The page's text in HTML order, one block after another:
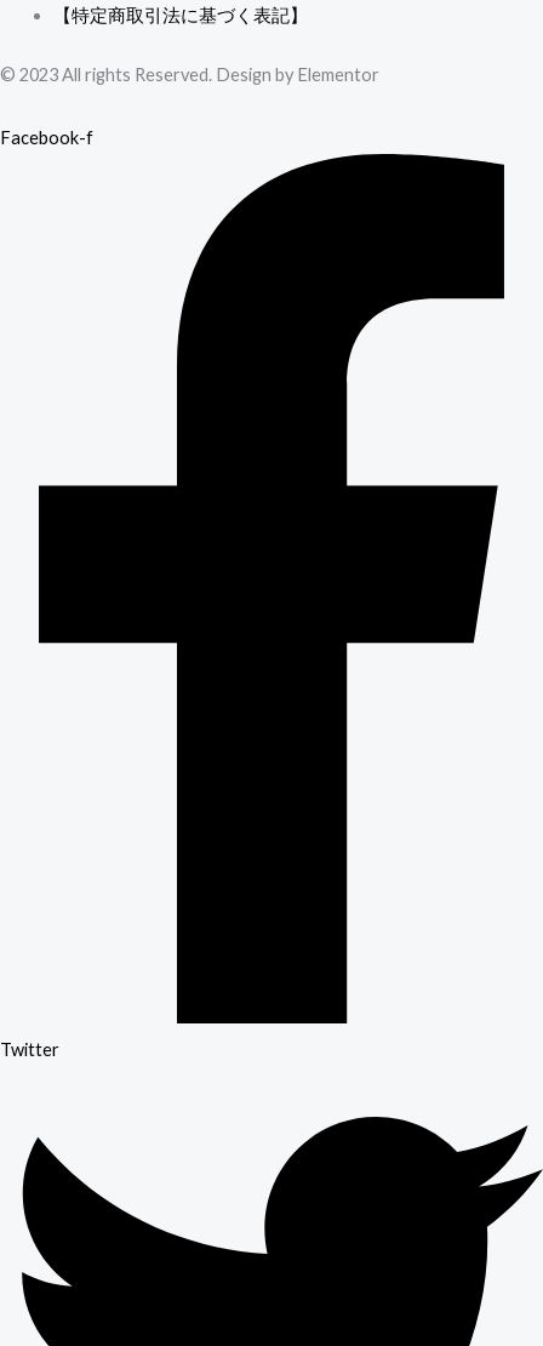
【特定商取引法に基づく表記】
© 2023 All rights Reserved. Design by Elementor
Facebook-f
Twitter